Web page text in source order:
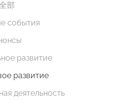
部
события
развитие
развитие
деятельность